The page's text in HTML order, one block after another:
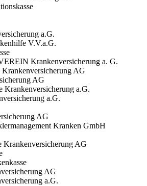
a.G.
V.V.a.G.
Krankenversicherung a. G.
AG
AG
Krankenversicherung a.G.
a.G.
AG
Kranken GmbH
Krankenversicherung AG
AG
a.G.